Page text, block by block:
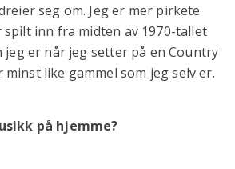
seg om. Jeg er mer pirkete
spilt inn fra midten av 1970-tallet
er når jeg setter på en Country
minst like gammel som jeg selv er.
på hjemme?